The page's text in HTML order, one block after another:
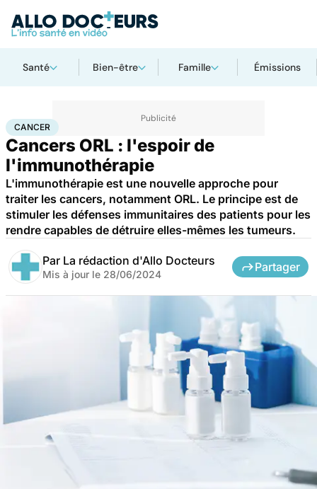
Santé Bien-être Famille Émissions
AccueilSanté Cancer
CANCER
Cancers ORL : l'espoir de
l'immunothérapie
L'immunothérapie est une nouvelle approche pour
traiter les cancers, notamment ORL. Le principe est de
stimuler les défenses immunitaires des patients pour les
rendre capables de détruire elles-mêmes les tumeurs.
Par La rédaction d'Allo Docteurs
Mis à jour le 28/06/2024
Partager